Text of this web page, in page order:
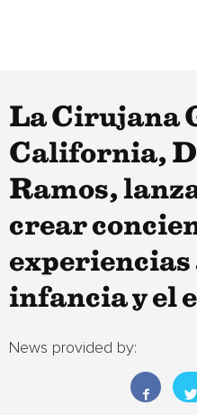
La Cirujana
California,
Ramos,
crear
experiencias
infancia y el
News provided by: